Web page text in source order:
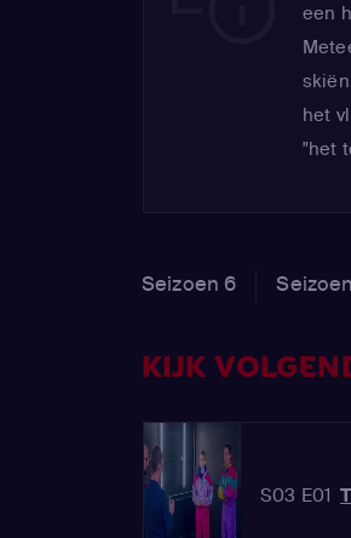
een
het
"het
Seizoen 6
KIJK
S03 E01